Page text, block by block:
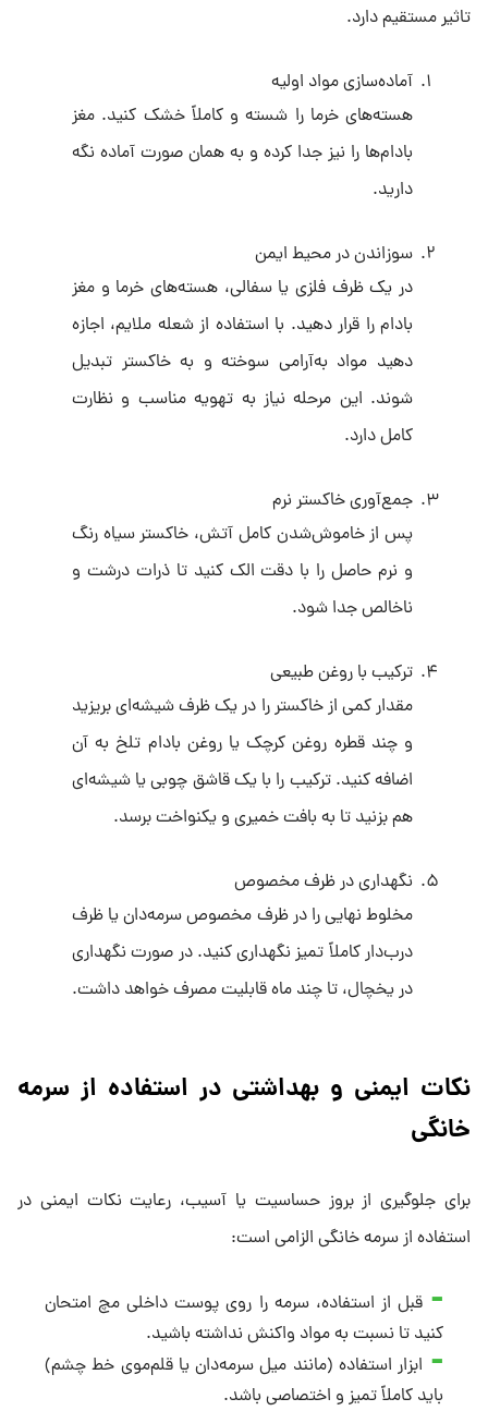
تاثیر مستقیم دارد.
آماده‌سازی مواد اولیه
هسته‌های خرما را شسته و کاملاً خشک کنید. مغز
بادام‌ها را نیز جدا کرده و به همان صورت آماده نگه
دارید.
سوزاندن در محیط ایمن
در یک ظرف فلزی یا سفالی، هسته‌های خرما و مغز
بادام را قرار دهید. با استفاده از شعله ملایم، اجازه
دهید مواد به‌آرامی سوخته و به خاکستر تبدیل
شوند. این مرحله نیاز به تهویه مناسب و نظارت
کامل دارد.
جمع‌آوری خاکستر نرم
پس از خاموش‌شدن کامل آتش، خاکستر سیاه رنگ
و نرم حاصل را با دقت الک کنید تا ذرات درشت و
ناخالص جدا شود.
ترکیب با روغن طبیعی
مقدار کمی از خاکستر را در یک ظرف شیشه‌ای بریزید
و چند قطره روغن کرچک یا روغن بادام تلخ به آن
اضافه کنید. ترکیب را با یک قاشق چوبی یا شیشه‌ای
هم بزنید تا به بافت خمیری و یکنواخت برسد.
نگهداری در ظرف مخصوص
مخلوط نهایی را در ظرف مخصوص سرمه‌دان یا ظرف
درب‌دار کاملاً تمیز نگهداری کنید. در صورت نگهداری
در یخچال، تا چند ماه قابلیت مصرف خواهد داشت.
نکات ایمنی و بهداشتی در استفاده از سرمه
خانگی
برای جلوگیری از بروز حساسیت یا آسیب، رعایت نکات ایمنی در
استفاده از سرمه خانگی الزامی است:
قبل از استفاده، سرمه را روی پوست داخلی مچ امتحان
کنید تا نسبت به مواد واکنش نداشته باشید.
ابزار استفاده (مانند میل سرمه‌دان یا قلم‌موی خط چشم)
باید کاملاً تمیز و اختصاصی باشد.